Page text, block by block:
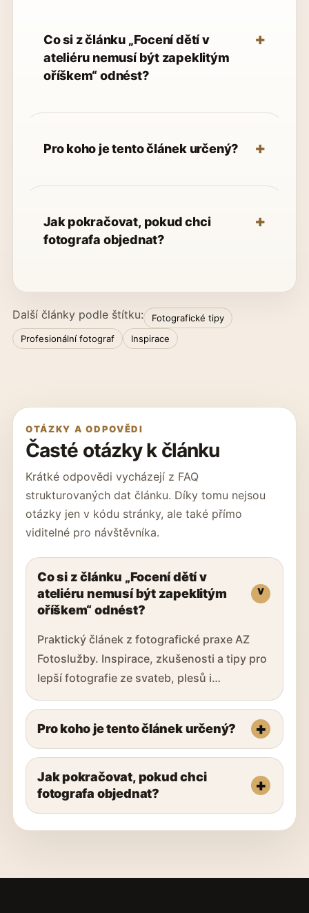
Co si z článku „Focení dětí v
ateliéru nemusí být zapeklitým
oříškem“ odnést?
Pro koho je tento článek určený?
Jak pokračovat, pokud chci
fotografa objednat?
Další články podle štítku:
Fotografické tipy
Profesionální fotograf
Inspirace
OTÁZKY A ODPOVĚDI
Časté otázky k článku
Krátké odpovědi vycházejí z FAQ
strukturovaných dat článku. Díky tomu nejsou
otázky jen v kódu stránky, ale také přímo
viditelné pro návštěvníka.
Co si z článku „Focení dětí v
ateliéru nemusí být zapeklitým
oříškem“ odnést?
Praktický článek z fotografické praxe AZ
Fotoslužby. Inspirace, zkušenosti a tipy pro
lepší fotografie ze svateb, plesů i…
Pro koho je tento článek určený?
Jak pokračovat, pokud chci
fotografa objednat?